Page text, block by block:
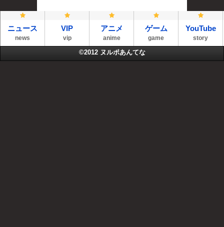
ニュース
news
VIP
vip
アニメ
anime
ゲーム
game
YouTube
story
©2012 ヌルポあんてな